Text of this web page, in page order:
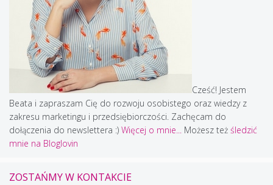
Cześć! Jestem
Beata i zapraszam Cię do rozwoju osobistego oraz wiedzy z
zakresu marketingu i przedsiębiorczości. Zachęcam do
dołączenia do newslettera :) Więcej o mnie... Możesz też śledzić
mnie na Bloglovin
ZOSTAŃMY W KONTAKCIE